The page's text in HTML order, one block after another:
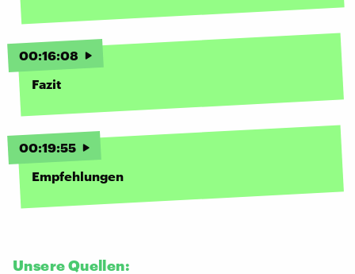
00:16:08
Fazit
00:19:55
Empfehlungen
Unsere Quellen: